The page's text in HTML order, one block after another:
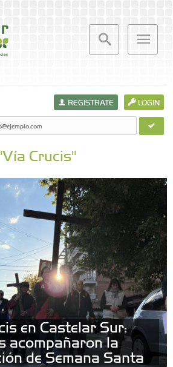
LOGIN
REGISTRATE
Crucis"
en Castelar Sur:
acompañaron la
de Semana Santa